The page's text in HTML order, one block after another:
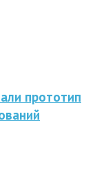
прототип